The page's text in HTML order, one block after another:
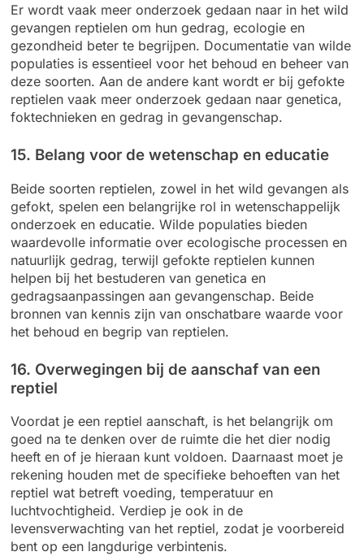
Er wordt vaak meer onderzoek gedaan naar in het wild
gevangen reptielen om hun gedrag, ecologie en
gezondheid beter te begrijpen. Documentatie van wilde
populaties is essentieel voor het behoud en beheer van
deze soorten. Aan de andere kant wordt er bij gefokte
reptielen vaak meer onderzoek gedaan naar genetica,
foktechnieken en gedrag in gevangenschap.
15. Belang voor de wetenschap en educatie
Beide soorten reptielen, zowel in het wild gevangen als
gefokt, spelen een belangrijke rol in wetenschappelijk
onderzoek en educatie. Wilde populaties bieden
waardevolle informatie over ecologische processen en
natuurlijk gedrag, terwijl gefokte reptielen kunnen
helpen bij het bestuderen van genetica en
gedragsaanpassingen aan gevangenschap. Beide
bronnen van kennis zijn van onschatbare waarde voor
het behoud en begrip van reptielen.
16. Overwegingen bij de aanschaf van een
reptiel
Voordat je een reptiel aanschaft, is het belangrijk om
goed na te denken over de ruimte die het dier nodig
heeft en of je hieraan kunt voldoen. Daarnaast moet je
rekening houden met de specifieke behoeften van het
reptiel wat betreft voeding, temperatuur en
luchtvochtigheid. Verdiep je ook in de
levensverwachting van het reptiel, zodat je voorbereid
bent op een langdurige verbintenis.